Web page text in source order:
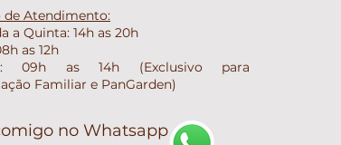
de Atendimento:
a Quinta: 14h as 20h
as 12h
09h as 14h (Exclusivo para
Familiar e PanGarden)
no Whatsapp